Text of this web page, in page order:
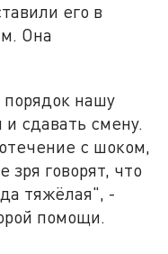
его в
Она
нашу
сдавать смену.
с шоком,
зря говорят, что
тяжёлая", -
помощи.